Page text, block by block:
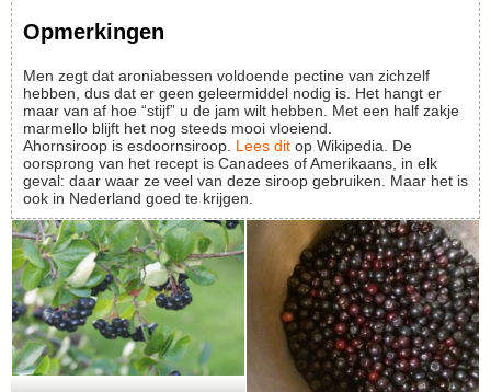
Opmerkingen
Men zegt dat aroniabessen voldoende pectine van zichzelf
hebben, dus dat er geen geleermiddel nodig is. Het hangt er
maar van af hoe “stijf” u de jam wilt hebben. Met een half zakje
marmello blijft het nog steeds mooi vloeiend.
Ahornsiroop is esdoornsiroop. Lees dit op Wikipedia. De
oorsprong van het recept is Canadees of Amerikaans, in elk
geval: daar waar ze veel van deze siroop gebruiken. Maar het is
ook in Nederland goed te krijgen.